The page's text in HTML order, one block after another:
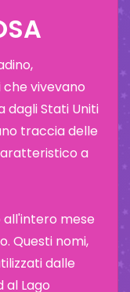
vivevano
Stati Uniti
traccia delle
a
mese
Questi nomi,
dalle
al Lago